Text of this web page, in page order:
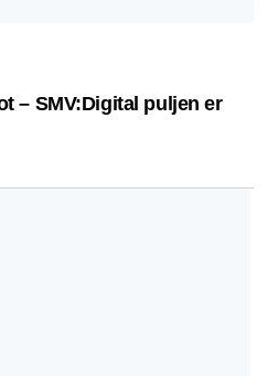
– SMV:Digital puljen er